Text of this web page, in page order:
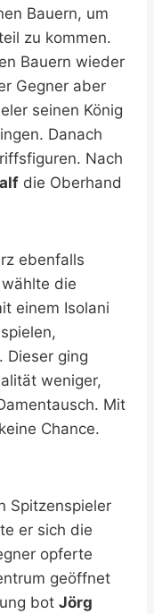
Bauern, um
zu kommen.
Bauern wieder
Gegner aber
seinen König
Danach
Nach
die Oberhand
ebenfalls
die
einem Isolani
Dieser ging
weniger,
Mit
keine Chance.
Spitzenspieler
er sich die
opferte
geöffnet
bot Jörg